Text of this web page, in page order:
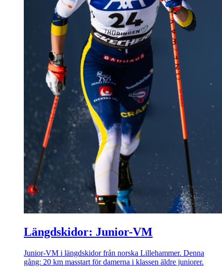
Längdskidor: Junior-VM
Junior-VM i längdskidor från norska Lillehammer. Denna
gång: 20 km masstart för damerna i klassen äldre juniorer.